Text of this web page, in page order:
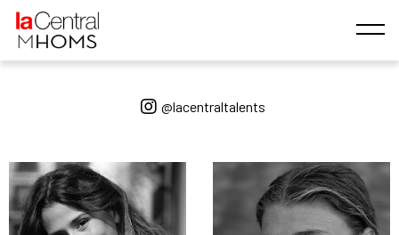
@lacentraltalents